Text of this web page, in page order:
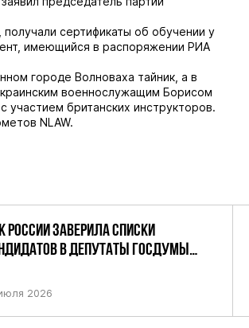
сертификаты об обучении у
имеющийся в распоряжении РИА
городе Волноваха тайник, а в
военнослужащим Борисом
участием британских инструкторов.
NLAW.
РОССИИ ЗАВЕРИЛА СПИСКИ
В ДЕПУТАТЫ ГОСДУМЫ
2026